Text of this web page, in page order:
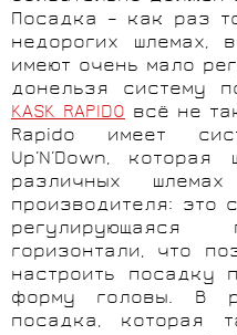
Посадка – как раз
недорогих шлемах,
имеют очень мало
донельзя систему
KASK RAPIDO всё не
Rapido имеет
Up’N’Down,
различных
производителя: это
горизонтали, что
настроить посадку
форму головы. В
посадка, которая